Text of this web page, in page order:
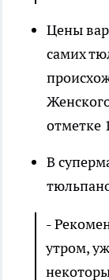
Цены
самих
отметке
В
-
утром,